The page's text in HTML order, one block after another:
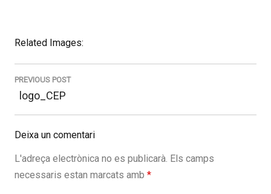
Related Images:
Navegació
d'entrades
PREVIOUS POST
Previous
post:
logo_CEP
Deixa un comentari
L'adreça electrònica no es publicarà. Els camps
necessaris estan marcats amb *